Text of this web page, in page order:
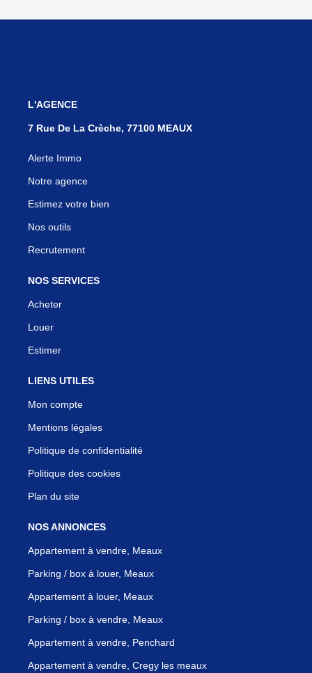
L'AGENCE
7 Rue De La Crèche, 77100 MEAUX
Alerte Immo
Notre agence
Estimez votre bien
Nos outils
Recrutement
NOS SERVICES
Acheter
Louer
Estimer
LIENS UTILES
Mon compte
Mentions légales
Politique de confidentialité
Politique des cookies
Plan du site
NOS ANNONCES
Appartement à vendre, Meaux
Parking / box à louer, Meaux
Appartement à louer, Meaux
Parking / box à vendre, Meaux
Appartement à vendre, Penchard
Appartement à vendre, Cregy les meaux